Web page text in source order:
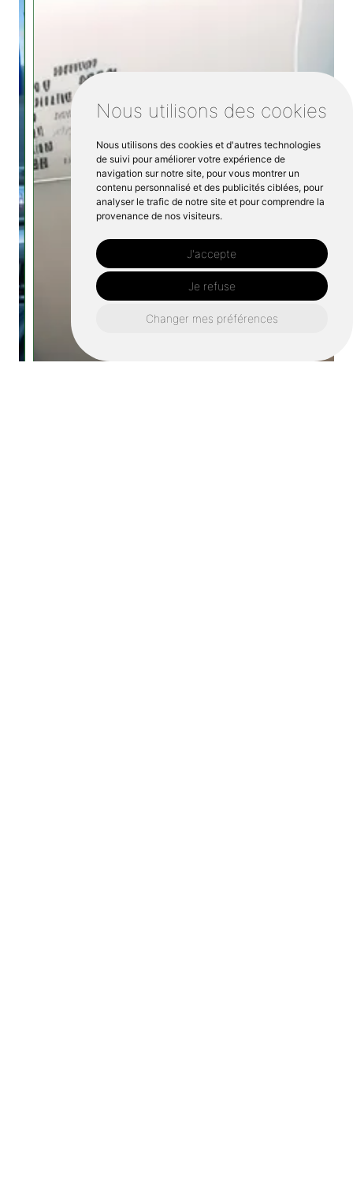
Nous utilisons des cookies
Nous utilisons des cookies et d'autres technologies
de suivi pour améliorer votre expérience de
navigation sur notre site, pour vous montrer un
contenu personnalisé et des publicités ciblées, pour
analyser le trafic de notre site et pour comprendre la
provenance de nos visiteurs.
J'accepte
Je refuse
Changer mes préférences